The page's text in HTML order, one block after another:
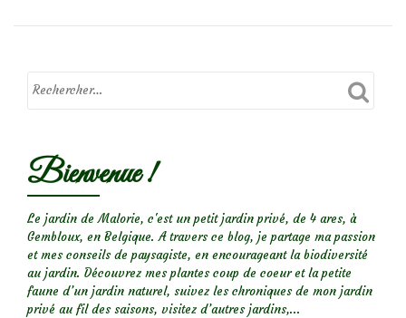
rosiers:
Bienvenue !
Le jardin de Malorie, c'est un petit jardin privé, de 4 ares, à
Gembloux, en Belgique. A travers ce blog, je partage ma passion
et mes conseils de paysagiste, en encourageant la biodiversité
au jardin. Découvrez mes plantes coup de coeur et la petite
faune d’un jardin naturel, suivez les chroniques de mon jardin
privé au fil des saisons, visitez d’autres jardins,...